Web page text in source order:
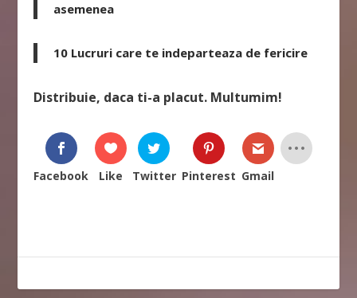
asemenea
10 Lucruri care te indeparteaza de fericire
Distribuie, daca ti-a placut. Multumim!
Facebook Like Twitter Pinterest Gmail